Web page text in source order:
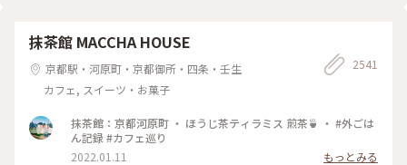
れた落ち着いた店内は 天井の梁や調度品もシックで美しく 昭
和の香りが漂っていますが、 お客さんは若い観光客の方が多
かったです。 お席もすごく近いのですが、 コーナーだったの
で ひっそりと自分の時間を過ごせました✨ ゆるり京都の街歩
きを楽しむことが できた素敵な1日でした。 ・ ・ #私のことり
茶ソワレ #純喫茶 #喫茶店 #ゼリーポンチ #ひんやりスイーツ #
京都スイーツ #京都カフェ #レトロ #レトロ喫茶 #昭和レトロ #
四条河原町 #京都 #ことりっぷ京都 #ことりっぷ三都巡りの旅
抹茶館 MACCHA HOUSE
京都駅・河原町・京都御所・四条・壬生
カフェ, スイーツ・お菓子
2541
抹茶館：京都河原町 ・ ほうじ茶ティラミス 煎茶🍵 ・ #外ごは
ん記録 #カフェ巡り
2022.01.11
もっとみる